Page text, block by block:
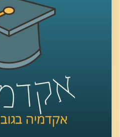
בבית המשפט העליון, אז מה
זה משבר רגעי או מגמה ארוכה,
פוליטי, ומה המשמעות של זה
ולחוסן החברתי, כדי לעשות סדר
פרופסור חבר וראש המכון
לממשל ודיפלומטיה באוניברסיטת
מה עומד מאחורי הנתונים, מה
כדי לשקם את האמון שלנו?